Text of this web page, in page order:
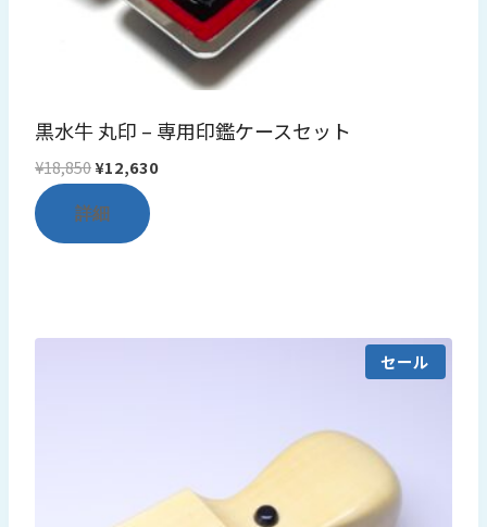
黒水牛 丸印 – 専用印鑑ケースセット
¥18,850元
の
価
格
し
¥12,630現
で
詳細
セール